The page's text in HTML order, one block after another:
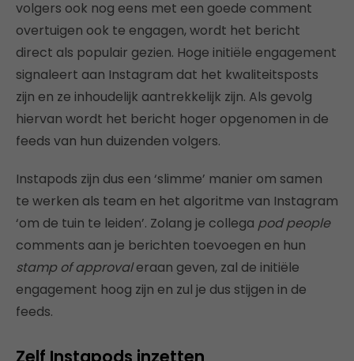
volgers ook nog eens met een goede comment
overtuigen ook te engagen, wordt het bericht
direct als populair gezien. Hoge initiële engagement
signaleert aan Instagram dat het kwaliteitsposts
zijn en ze inhoudelijk aantrekkelijk zijn. Als gevolg
hiervan wordt het bericht hoger opgenomen in de
feeds van hun duizenden volgers.
Instapods zijn dus een ‘slimme’ manier om samen
te werken als team en het algoritme van Instagram
‘om de tuin te leiden’. Zolang je collega pod people
comments aan je berichten toevoegen en hun
stamp of approvaleraan geven, zal de initiële
engagement hoog zijn en zul je dus stijgen in de
feeds.
Zelf Instapods inzetten